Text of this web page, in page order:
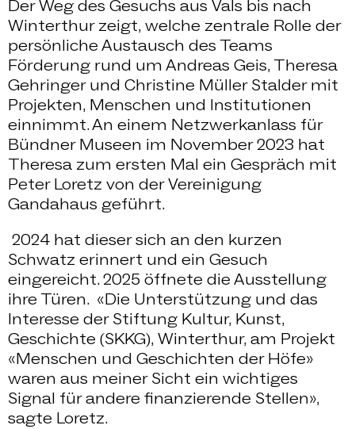
Der Weg des Gesuchs aus Vals bis nach
Winterthur zeigt, welche zentrale Rolle der
persönliche Austausch des Teams
Förderung rund um Andreas Geis, Theresa
Gehringer und Christine Müller Stalder mit
Projekten, Menschen und Institutionen
einnimmt. An einem Netzwerkanlass für
Bündner Museen im November 2023 hat
Theresa zum ersten Mal ein Gespräch mit
Peter Loretz von der Vereinigung
Gandahaus geführt.
2024 hat dieser sich an den kurzen
Schwatz erinnert und ein Gesuch
eingereicht. 2025 öffnete die Ausstellung
ihre Türen. «Die Unterstützung und das
Interesse der Stiftung Kultur, Kunst,
Geschichte (SKKG), Winterthur, am Projekt
«Menschen und Geschichten der Höfe»
waren aus meiner Sicht ein wichtiges
Signal für andere finanzierende Stellen»,
sagte Loretz.